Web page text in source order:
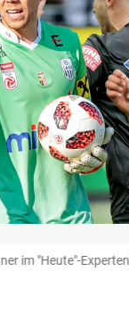
im "Heute"-